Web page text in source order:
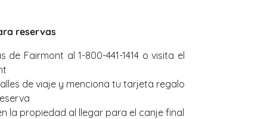
reservas
de Fairmont al 1-800-441-1414 o visita el
de viaje y menciona tu tarjeta regalo
la propiedad al llegar para el canje final